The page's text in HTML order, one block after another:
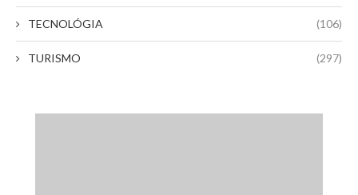
TECNOLÓGIA (106)
TURISMO (297)